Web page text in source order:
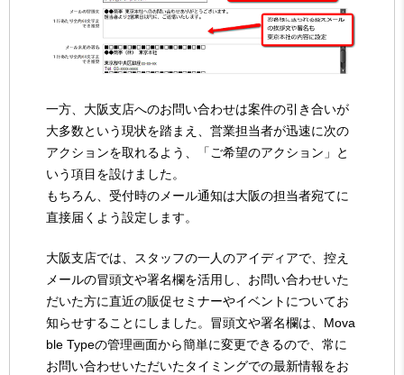
一方、大阪支店へのお問い合わせは案件の引き合いが
大多数という現状を踏まえ、営業担当者が迅速に次の
アクションを取れるよう、「ご希望のアクション」と
いう項目を設けました。
もちろん、受付時のメール通知は大阪の担当者宛てに
直接届くよう設定します。
大阪支店では、スタッフの一人のアイディアで、控え
メールの冒頭文や署名欄を活用し、お問い合わせいた
だいた方に直近の販促セミナーやイベントについてお
知らせすることにしました。冒頭文や署名欄は、Mova
ble Typeの管理画面から簡単に変更できるので、常に
お問い合わせいただいたタイミングでの最新情報をお